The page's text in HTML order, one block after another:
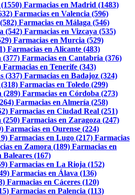
Farmacias en Madrid (1483)
Farmacias en Valencia (596)
Farmacias en Málaga (546)
(542) Farmacias en Vizcaya (535)
Farmacias en Murcia (529)
Farmacias en Alicante (483)
(377) Farmacias en Cantabria (376)
Farmacias en Tenerife (343)
(337) Farmacias en Badajoz (324)
Farmacias en Toledo (299)
(289) Farmacias en Córdoba (273)
Farmacias en Almería (258)
Farmacias en Ciudad Real (251)
(250) Farmacias en Zaragoza (247)
Farmacias en Ourense (224)
Farmacias en Lugo (217) Farmacias
en Zamora (189) Farmacias en
Baleares (167)
Farmacias en La Rioja (152)
Farmacias en Álava (136)
Farmacias en Cáceres (120)
Farmacias en Palencia (113)